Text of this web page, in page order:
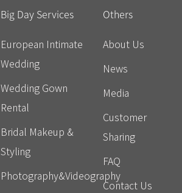
Big Day Services
European Intimate
Wedding
Wedding Gown
Rental
Bridal Makeup &
Styling
Photography&Videography
Others
About Us
News
Media
Customer
Sharing
FAQ
Contact Us